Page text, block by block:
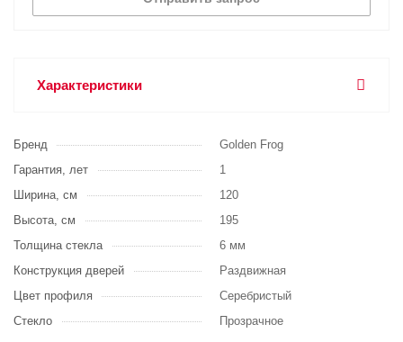
Характеристики
Бренд
Golden Frog
Гарантия, лет
1
Ширина, см
120
Высота, см
195
Толщина стекла
6 мм
Конструкция дверей
Раздвижная
Цвет профиля
Серебристый
Стекло
Прозрачное